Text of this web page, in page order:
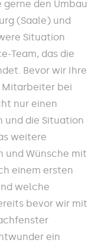
den Umbau
(Saale) und
Situation
Team, das die
Bevor wir Ihre
Mitarbeiter bei
nur einen
und die Situation
weitere
und Wünsche mit
einem ersten
welche
bevor wir mit
ein